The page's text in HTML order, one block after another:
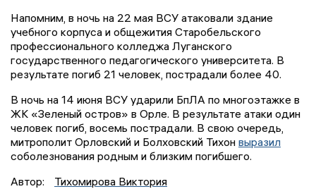
Напомним, в ночь на 22 мая ВСУ атаковали здание
учебного корпуса и общежития Старобельского
профессионального колледжа Луганского
государственного педагогического университета. В
результате погиб 21 человек, пострадали более 40.
В ночь на 14 июня ВСУ ударили БпЛА по многоэтажке в
ЖК «Зеленый остров» в Орле. В результате атаки один
человек погиб, восемь пострадали. В свою очередь,
митрополит Орловский и Болховский Тихон выразил
соболезнования родным и близким погибшего.
Автор:
Тихомирова Виктория